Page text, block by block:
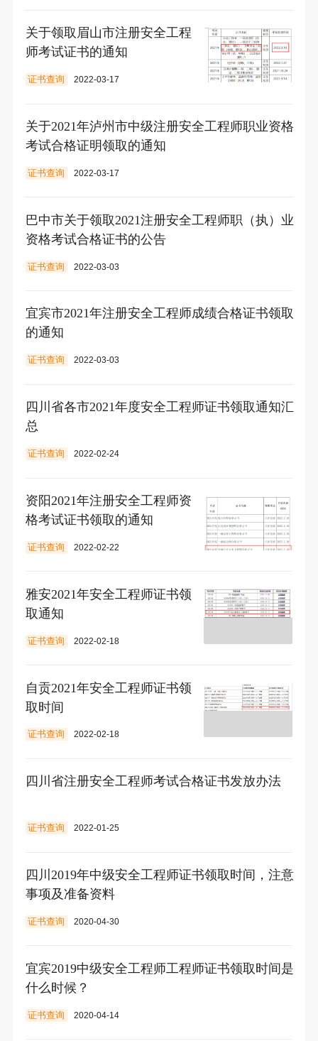
关于领取眉山市注册安全工程
师考试证书的通知
证书查询 2022-03-17
关于2021年泸州市中级注册安全工程师职业资格
考试合格证明领取的通知
证书查询 2022-03-17
巴中市关于领取2021注册安全工程师职（执）业
资格考试合格证书的公告
证书查询 2022-03-03
宜宾市2021年注册安全工程师成绩合格证书领取
的通知
证书查询 2022-03-03
四川省各市2021年度安全工程师证书领取通知汇
总
证书查询 2022-02-24
资阳2021年注册安全工程师资
格考试证书领取的通知
证书查询 2022-02-22
雅安2021年安全工程师证书领
取通知
证书查询 2022-02-18
自贡2021年安全工程师证书领
取时间
证书查询 2022-02-18
四川省注册安全工程师考试合格证书发放办法
证书查询 2022-01-25
四川2019年中级安全工程师证书领取时间，注意
事项及准备资料
证书查询 2020-04-30
宜宾2019中级安全工程师工程师证书领取时间是
什么时候？
证书查询 2020-04-14